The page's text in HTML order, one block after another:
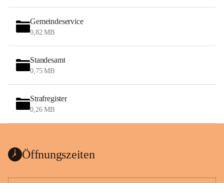
Gemeindeservice
0,82 MB
Standesamt
0,75 MB
Strafregister
0,26 MB
Öffnungszeiten